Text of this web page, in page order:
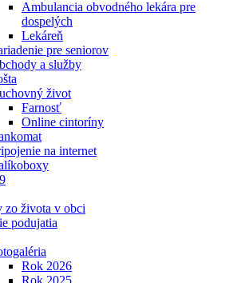
Ambulancia obvodného lekára pre
dospelých
Lekáreň
pre seniorov
a služby
život
Farnosť
Online cintoríny
na internet
zo života v obci
podujatia
Rok 2026
Rok 2025